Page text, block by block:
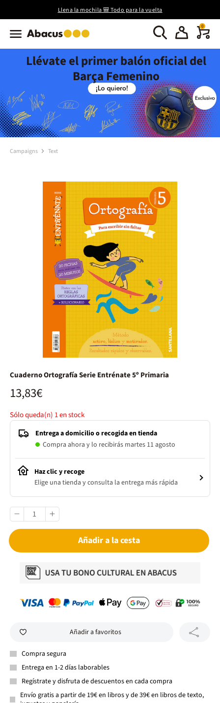
Llena la mochila 🎒 Todo para la vuelta
0
Llévate el primer balón oficial del
Barça Femenino
Campaigns Text
Cuaderno Ortografía Serie Entrénate 5º Primaria
13,83€
Sólo queda(n) 1en stock
Entrega a domicilio o recogida en tienda
Compra ahora y lo recibirás martes 11 agosto
Haz clic y recoge
Elige una tienda y consulta la entrega más rápida
Añadir a la cesta
Añadir a favoritos
Compra segura
Entrega en 1-2 días laborables
Regístrate y disfruta de descuentos en cada compra
Envío gratis a partir de 19€ en libros y de 39€ en libros de texto,